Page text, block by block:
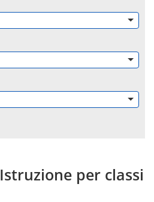
Istruzione per classi